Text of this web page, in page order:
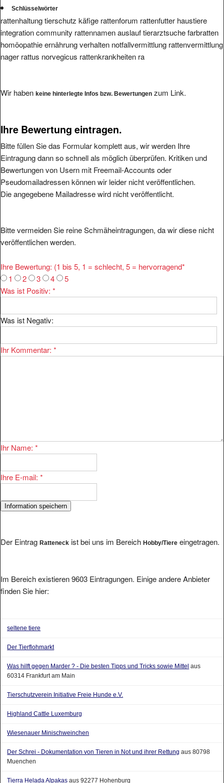
Schlüsselwörter
rattenhaltung tierschutz käfige rattenforum rattenfutter haustiere
integration community rattennamen auslauf tierarztsuche farbratten
homöopathie ernährung verhalten notfallvermittlung rattenvermittlung
nager rattus norvegicus rattenkrankheiten ra
Wir haben keine hinterlegte Infos bzw. Bewertungen zum Link.
Ihre Bewertung eintragen.
Bitte füllen Sie das Formular komplett aus, wir werden Ihre
Eintragung dann so schnell als möglich überprüfen. Kritiken und
Bewertungen von Usern mit Freemail-Accounts oder
Pseudomailadressen können wir leider nicht veröffentlichen.
Die angegebene Mailadresse wird nicht veröffentlicht.
Bitte vermeiden Sie reine Schmäheintragungen, da wir diese nicht
veröffentlichen werden.
Ihre Bewertung: (1 bis 5, 1 = schlecht, 5 = hervorragend*
1
2 3 4
5
Was ist Positiv: *
Was ist Negativ:
Ihr Kommentar: *
Ihr Name: *
Ihre E-mail: *
Der Eintrag Ratteneck ist bei uns im Bereich Hobby/Tiere eingetragen.
Im Bereich existieren 9603 Eintragungen. Einige andere Anbieter
finden Sie hier:
seltene tiere
Der Tierflohmarkt
Was hilft gegen Marder ? - Die besten Tipps und Tricks sowie Mittel aus
60314 Frankfurt am Main
Tierschutzverein Initiative Freie Hunde e.V.
Highland Cattle Luxemburg
Wiesenauer Minischweinchen
Der Schrei - Dokumentation von Tieren in Not und ihrer Rettung aus 80798
Muenchen
Tierra Helada Alpakas aus 92277 Hohenburg